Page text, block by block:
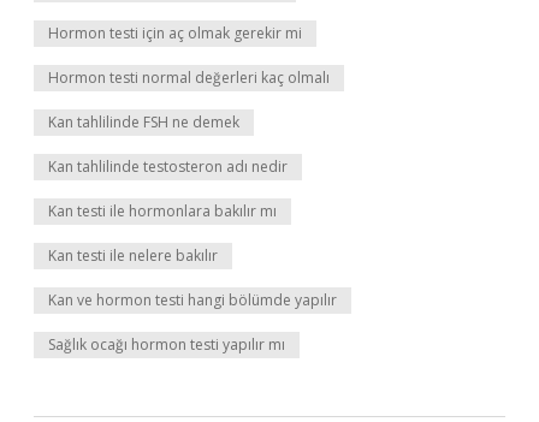
Hormon testi için aç olmak gerekir mi
Hormon testi normal değerleri kaç olmalı
Kan tahlilinde FSH ne demek
Kan tahlilinde testosteron adı nedir
Kan testi ile hormonlara bakılır mı
Kan testi ile nelere bakılır
Kan ve hormon testi hangi bölümde yapılır
Sağlık ocağı hormon testi yapılır mı